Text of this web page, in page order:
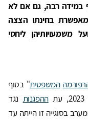
במידה רבה, גם אם לא
בחינתו הצצה
משמעויותיהן ליחסי
המשפטית" בסוף
ההפגנות נגד
בסוגייה זו הייתה עד